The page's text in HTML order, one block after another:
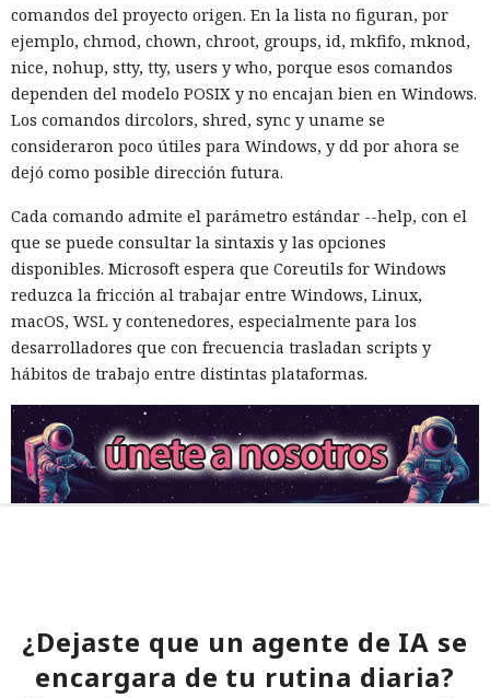
comandos del proyecto origen. En la lista no figuran, por
ejemplo, chmod, chown, chroot, groups, id, mkfifo, mknod,
nice, nohup, stty, tty, users y who, porque esos comandos
dependen del modelo POSIX y no encajan bien en Windows.
Los comandos dircolors, shred, sync y uname se
consideraron poco útiles para Windows, y dd por ahora se
dejó como posible dirección futura.
Cada comando admite el parámetro estándar --help, con el
que se puede consultar la sintaxis y las opciones
disponibles. Microsoft espera que Coreutils for Windows
reduzca la fricción al trabajar entre Windows, Linux,
macOS, WSL y contenedores, especialmente para los
desarrolladores que con frecuencia trasladan scripts y
hábitos de trabajo entre distintas plataformas.
¿Dejaste que un agente de IA se
encargara de tu rutina diaria?